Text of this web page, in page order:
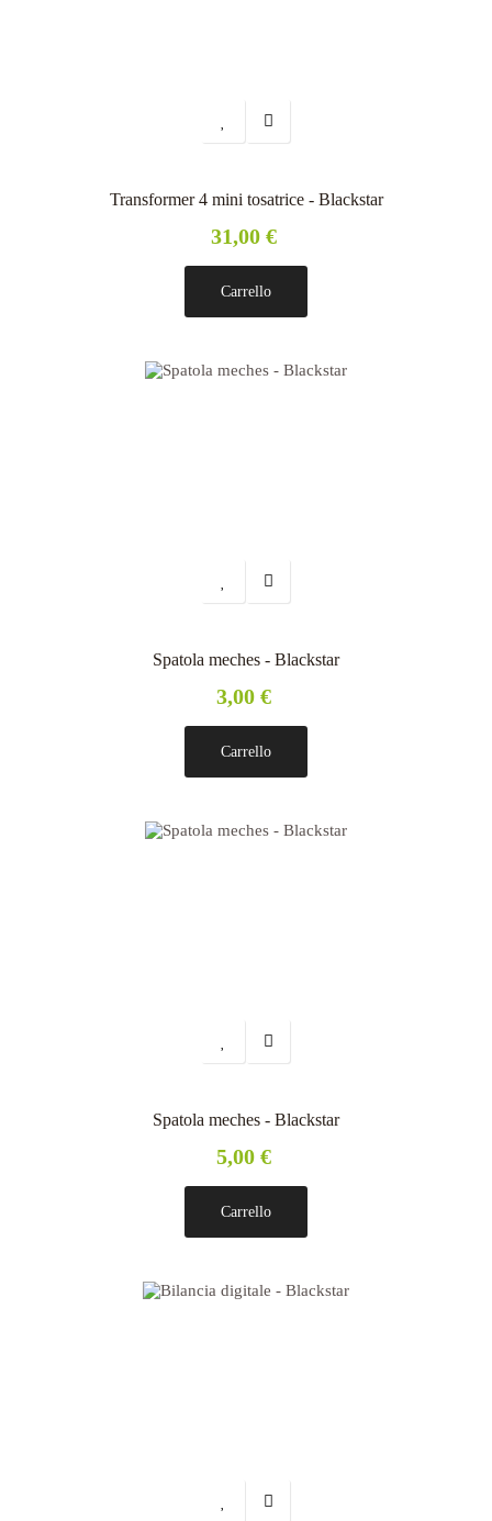
Transformer 4 mini tosatrice - Blackstar
31,00 €
Carrello
Spatola meches - Blackstar
3,00 €
Carrello
Spatola meches - Blackstar
5,00 €
Carrello